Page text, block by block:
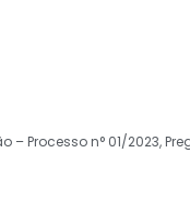
– Processo n° 01/2023,